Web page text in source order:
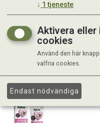
↓ 1 tjeneste
Aktivera eller
cookies
Använd den här
valfria cookies.
Endast nödvändiga